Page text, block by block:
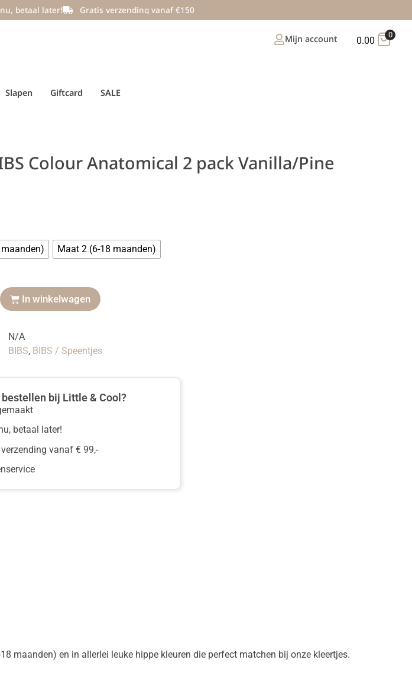
betaal later! Gratis verzending vanaf €150
Mijn account 0.00
0
Slapen Giftcard SALE
Colour Anatomical 2 pack Vanilla/Pine
Maat 2 (6-18 maanden)
In winkelwagen
N/A
BIBS, BIBS / Speentjes
bij Little & Cool?
betaal later!
vanaf € 99,-
maanden) en in allerlei leuke hippe kleuren die perfect matchen bij onze kleertjes.